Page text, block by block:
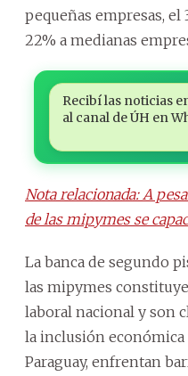
pequeñas empresas, el
22% a medianas
Recibí las noticias
al canal de ÚH en
Nota relacionada: A
de las mipymes se
La banca de segundo
las mipymes
laboral nacional y son
la inclusión económica
Paraguay, enfrentan